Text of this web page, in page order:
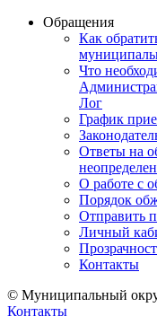
Обращения
Как
Что
Лог
График
Ответы на
О работе с
Порядок
Отправить
Личный
Контакты
© Муниципальный
Контакты